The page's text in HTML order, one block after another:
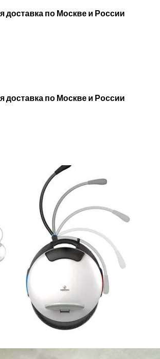
доставка по Москве и России
доставка по Москве и России
моноколес
High
на моноколесе